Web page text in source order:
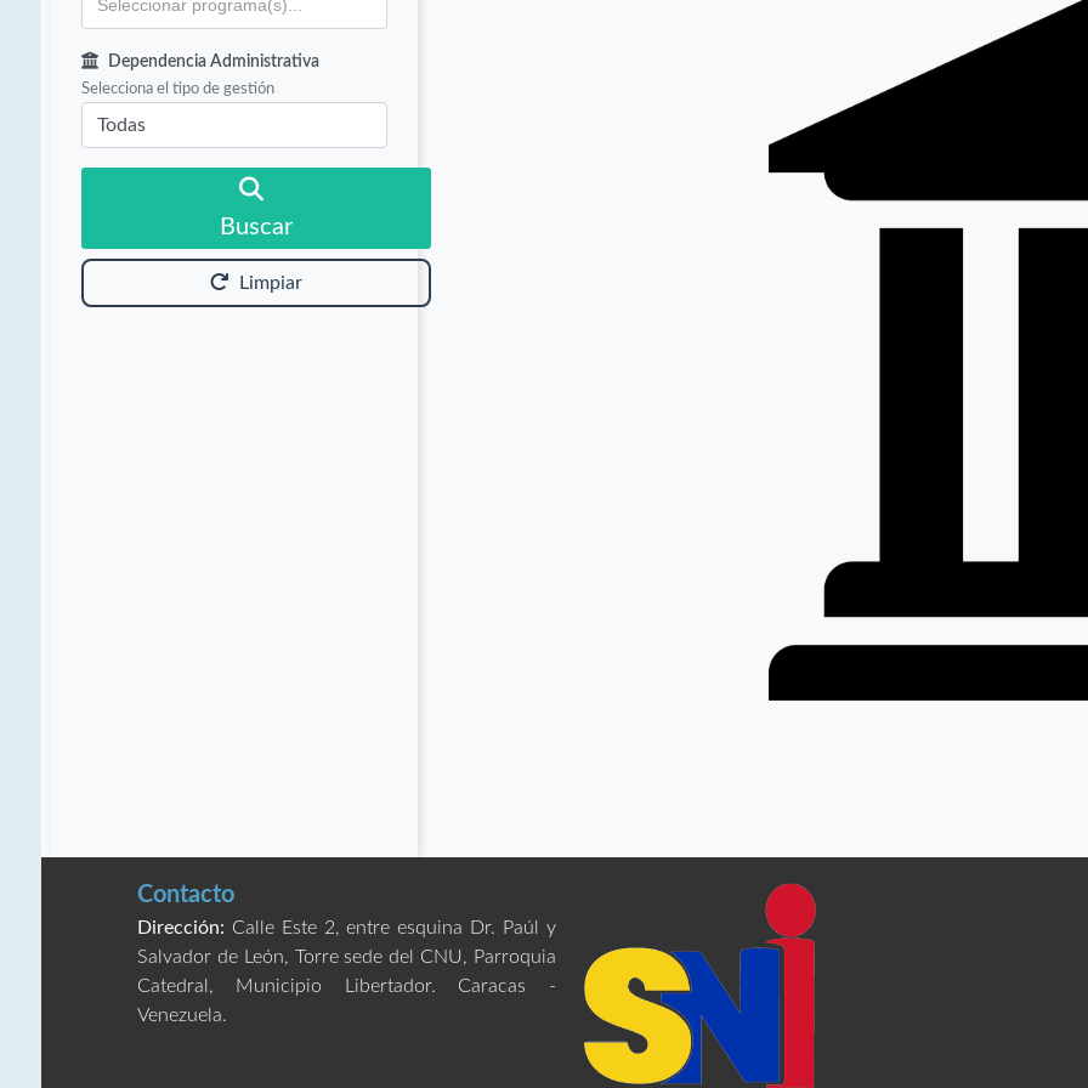
Dependencia Administrativa
Selecciona el tipo de gestión
Buscar
Limpiar
Contacto
Dirección: Calle Este 2, entre esquina Dr. Paúl y
Salvador de León, Torre sede del CNU, Parroquia
Catedral, Municipio Libertador. Caracas -
Venezuela.